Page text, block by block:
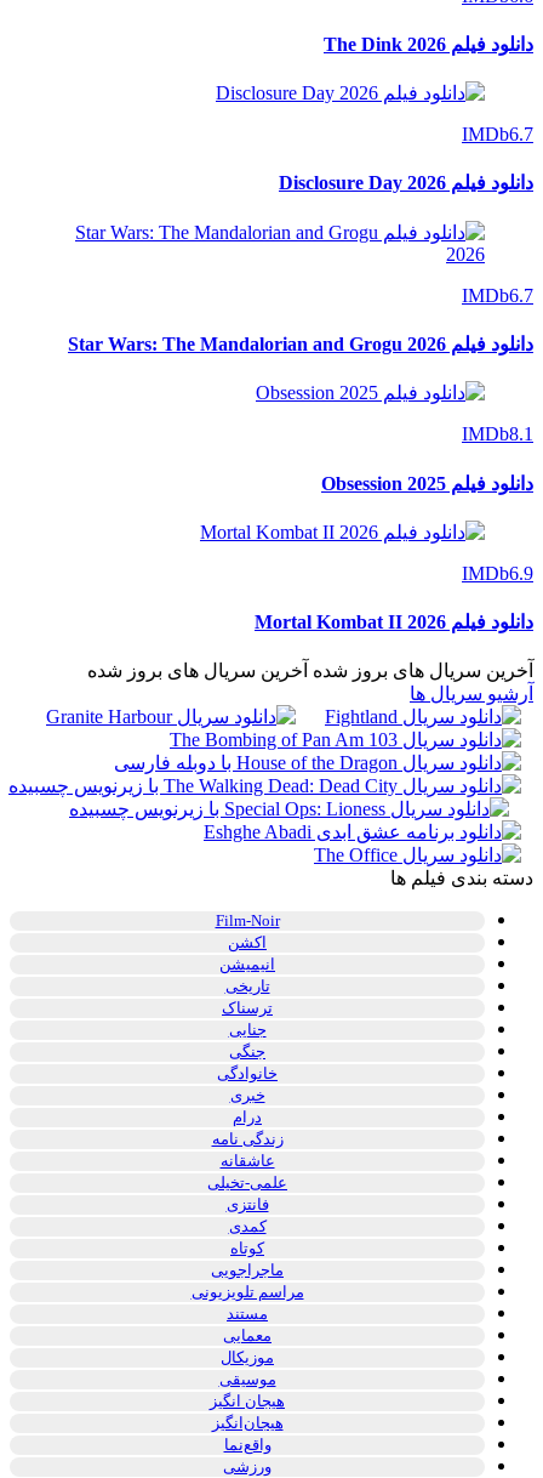
دانلود فیلم The Dink 2026
IMDb6.7
دانلود فیلم Disclosure Day 2026
IMDb6.7
دانلود فیلم Star Wars: The Mandalorian and Grogu 2026
IMDb8.1
دانلود فیلم Obsession 2025
IMDb6.9
دانلود فیلم Mortal Kombat II 2026
آخرین سریال های بروز شده آخرین سریال های بروز شده
آرشیو سریال ها
دسته بندی فیلم ها
Film-Noir
اکشن
انیمیشن
تاریخی
ترسناک
جنایی
جنگی
خانوادگی
خبری
درام
زندگی نامه
عاشقانه
علمی-تخیلی
فانتزی
کمدی
کوتاه
ماجراجویی
مراسم تلویزیونی
مستند
معمایی
موزیکال
موسیقی
هیجان انگیز
هیجان‌انگیز
واقع‌نما
ورزشی